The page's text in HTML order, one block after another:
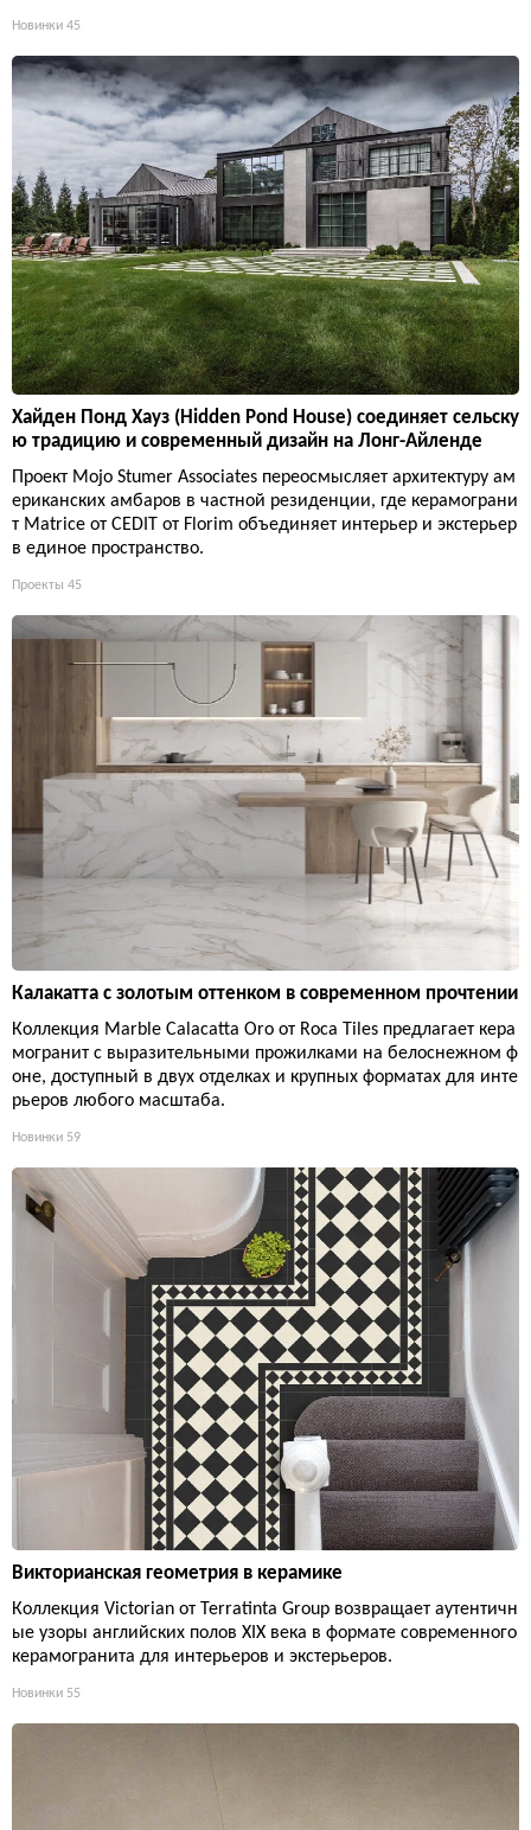
Новинки 45
Хайден Понд Хауз (Hidden Pond House) соединяет сельску
ю традицию и современный дизайн на Лонг-Айленде
Проект Mojo Stumer Associates переосмысляет архитектуру ам
ериканских амбаров в частной резиденции, где керамограни
т Matrice от CEDIT от Florim объединяет интерьер и экстерьер
в единое пространство.
Проекты 45
Калакатта с золотым оттенком в современном прочтении
Коллекция Marble Calacatta Oro от Roca Tiles предлагает кера
могранит с выразительными прожилками на белоснежном ф
оне, доступный в двух отделках и крупных форматах для инте
рьеров любого масштаба.
Новинки 59
Викторианская геометрия в керамике
Коллекция Victorian от Terratinta Group возвращает аутентичн
ые узоры английских полов XIX века в формате современного
керамогранита для интерьеров и экстерьеров.
Новинки 55